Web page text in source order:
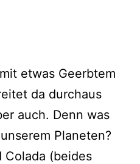
etwas Geerbtem
da durchaus
auch. Denn was
Planeten?
Colada (beides